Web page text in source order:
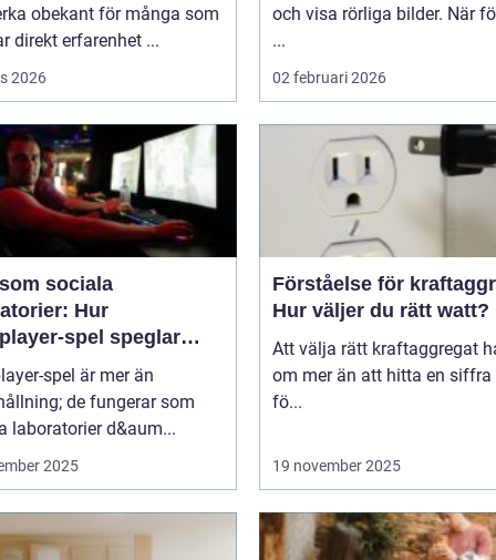
obekant för många som
direkt erfarenhet ...
2026
och visa rörliga bilder. När
...
02 februari 2026
sociala
Hur
spel speglar
beteende
spel är mer än
de fungerar som
laboratorier d&aum...
2025
Förståelse för
Hur väljer du rätt watt?
Att välja rätt kraftaggregat
om mer än att hitta en siffra
fö...
19 november 2025